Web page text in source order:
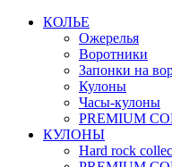
КОЛЬЕ
Ожерелья
Воротники
Запонки на
Кулоны
Часы-кулоны
PREMIUM
КУЛОНЫ
Hard rock